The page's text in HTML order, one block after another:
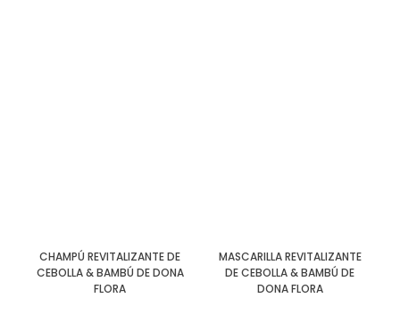
CHAMPÚ REVITALIZANTE DE
CEBOLLA & BAMBÚ DE DONA
FLORA
MASCARILLA REVITALIZANTE
DE CEBOLLA & BAMBÚ DE
DONA FLORA